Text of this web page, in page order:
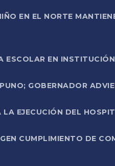
EN EL NORTE
ESCOLAR EN
GOBERNADOR
EJECUCIÓN DEL
CUMPLIMIENTO DE